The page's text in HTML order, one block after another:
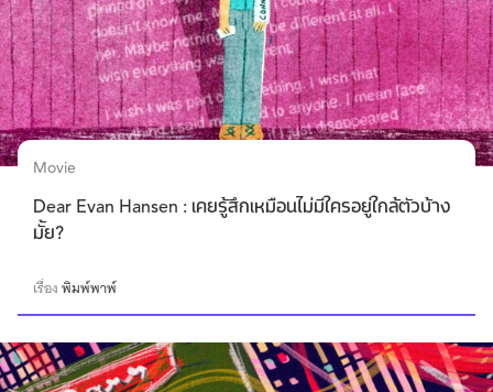
Movie
Dear Evan Hansen : เคยรู้สึกเหมือนไม่มีใครอยู่ใกล้ตัวบ้าง
มั้ย?
เรื่องพิมพ์พาพ์